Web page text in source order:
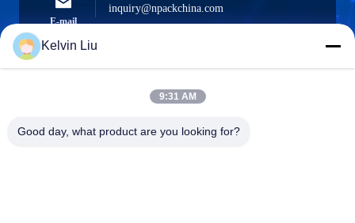
E-mail
inquiry@npackchina.com
0086-21-66035560
Kelvin Liu
9:31 AM
Good day, what product are you looking for?